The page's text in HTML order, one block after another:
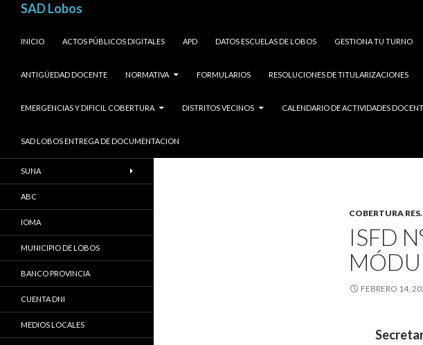
SAD Lobos
INICIO
ACTOS PÚBLICOS DIGITALES APD DATOS ESCUELAS DE LOBOS GESTIONA TU TURNO
ANTIGÜEDAD DOCENTE NORMATIVA FORMULARIOS RESOLUCIONES DE TITULARIZACIONES
EMERGENCIAS Y DIFICIL COBERTURA DISTRITOS VECINOS CALENDARIO DE ACTIVIDADES
SAD LOBOS ENTREGA DE DOCUMENTACION
COBERTURA
ISFD
FEBRERO 14,
SUNA
ABC
IOMA
MUNICIPIO DE LOBOS
BANCO PROVINCIA
CUENTA DNI
MEDIOS LOCALES